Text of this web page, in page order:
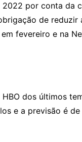
2022 por conta da
de reduzir
fevereiro e na
dos últimos
e a previsão é